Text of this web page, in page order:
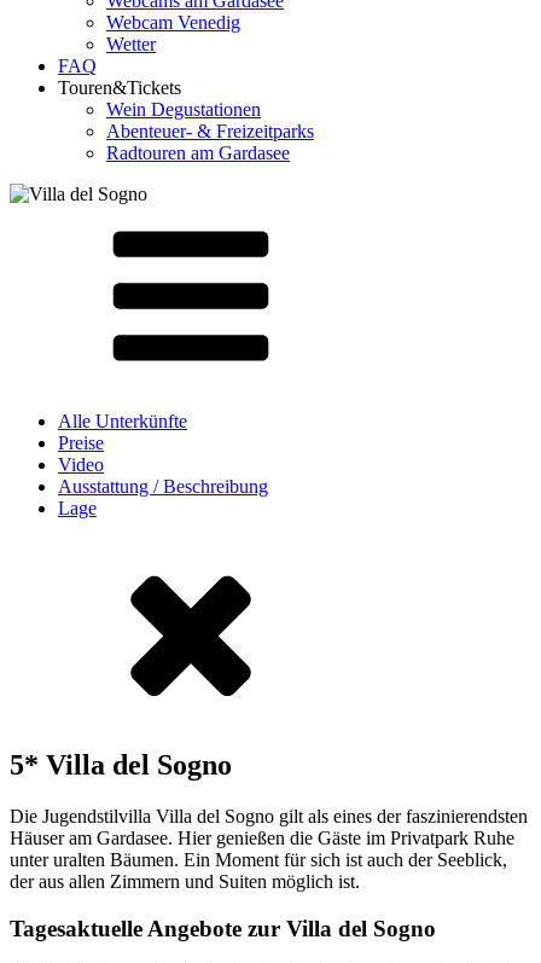
Webcam Venedig
Wetter
FAQ
Touren&Tickets
Wein Degustationen
Abenteuer- & Freizeitparks
Radtouren am Gardasee
Alle Unterkünfte
Preise
Video
Ausstattung / Beschreibung
Lage
5* Villa del Sogno
Die Jugendstilvilla Villa del Sogno gilt als eines der faszinierendsten
Häuser am Gardasee. Hier genießen die Gäste im Privatpark Ruhe
unter uralten Bäumen. Ein Moment für sich ist auch der Seeblick,
der aus allen Zimmern und Suiten möglich ist.
Tagesaktuelle Angebote zur Villa del Sogno